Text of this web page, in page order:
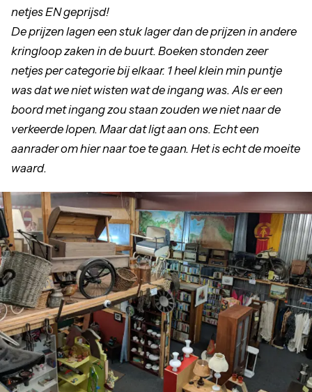
netjes EN geprijsd!
De prijzen lagen een stuk lager dan de prijzen in andere
kringloop zaken in de buurt. Boeken stonden zeer
netjes per categorie bij elkaar. 1 heel klein min puntje
was dat we niet wisten wat de ingang was. Als er een
boord met ingang zou staan zouden we niet naar de
verkeerde lopen. Maar dat ligt aan ons. Echt een
aanrader om hier naar toe te gaan. Het is echt de moeite
waard.